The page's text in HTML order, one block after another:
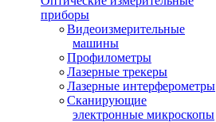
приборы
Видеоизмерительные
машины
Профилометры
Лазерные трекеры
Лазерные интерферометры
Сканирующие
электронные микроскопы